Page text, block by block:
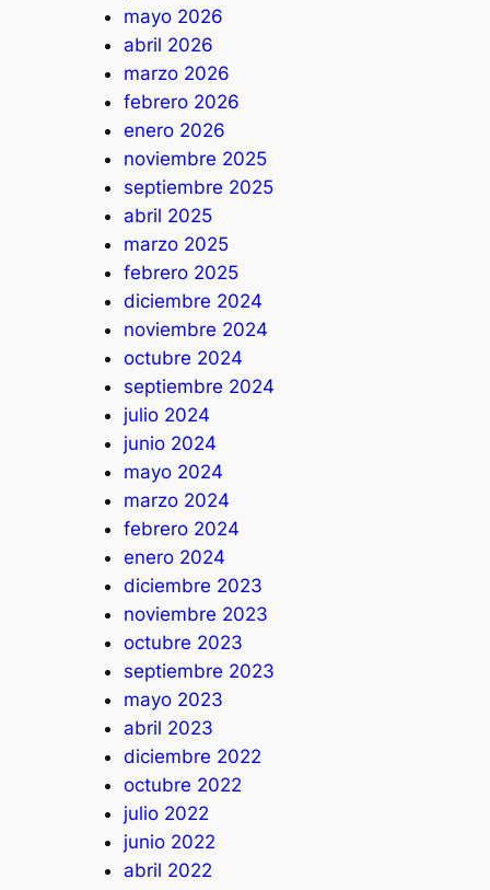
mayo 2026
abril 2026
marzo 2026
febrero 2026
enero 2026
noviembre 2025
septiembre 2025
abril 2025
marzo 2025
febrero 2025
diciembre 2024
noviembre 2024
octubre 2024
septiembre 2024
julio 2024
junio 2024
mayo 2024
marzo 2024
febrero 2024
enero 2024
diciembre 2023
noviembre 2023
octubre 2023
septiembre 2023
mayo 2023
abril 2023
diciembre 2022
octubre 2022
julio 2022
junio 2022
abril 2022